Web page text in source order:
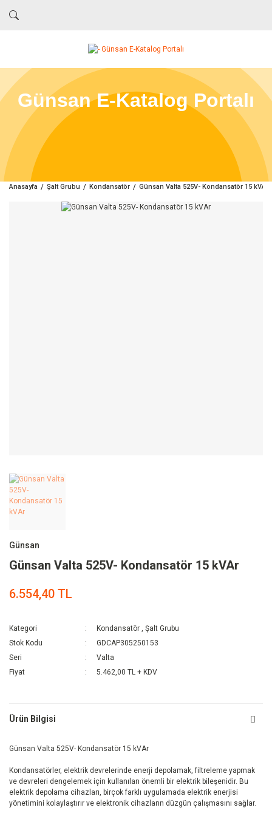
Günsan E-Katalog Portalı
Anasayfa Şalt Grubu Kondansatör Günsan Valta 525V- Kondansatör 15 kVAr
Günsan
Günsan Valta 525V- Kondansatör 15 kVAr
6.554,40 TL
Kategori Kondansatör ,Şalt Grubu
Stok Kodu
GDCAP305250153
Seri
Valta
Fiyat
5.462,00 TL + KDV
Ürün Bilgisi
Günsan Valta 525V- Kondansatör 15 kVAr
Kondansatörler, elektrik devrelerinde enerji depolamak, filtreleme yapmak
ve devreleri dengelemek için kullanılan önemli bir elektrik bileşenidir. Bu
elektrik depolama cihazları, birçok farklı uygulamada elektrik enerjisi
yönetimini kolaylaştırır ve elektronik cihazların düzgün çalışmasını sağlar.